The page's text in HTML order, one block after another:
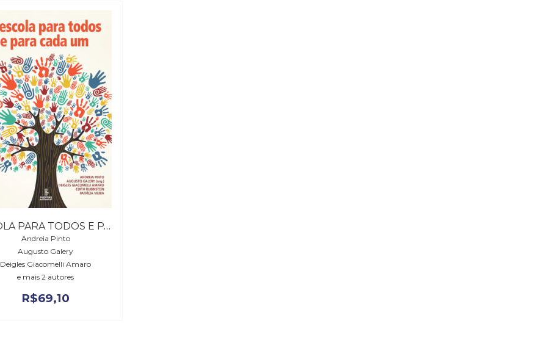
ESCOLA PARA TODOS E PARA CADA UM, A
Andreia Pinto
Augusto Galery
Deigles GiacomelIi Amaro
e mais 2 autores
R$69,10